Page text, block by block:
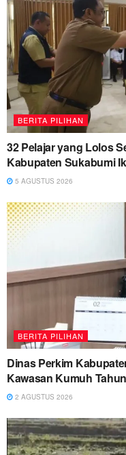
BERITA PILIHAN
32 Pelajar yang Lolos
Kabupaten Sukabumi
5 AGUSTUS 2026
BERITA PILIHAN
Dinas Perkim
Kawasan Kumuh
2 AGUSTUS 2026